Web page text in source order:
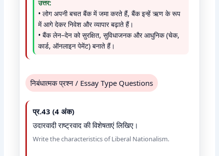
उत्तर:
• लोग अपनी बचत बैंक में जमा करते हैं, बैंक इन्हें ऋण के रूप
में आगे देकर निवेश और व्यापार बढ़ाते हैं।
• बैंक लेन–देन को सुरक्षित, सुविधाजनक और आधुनिक (चेक,
कार्ड, ऑनलाइन पेमेंट) बनाते हैं।
निबंधात्मक प्रश्न / Essay Type Questions
प्र.43 (4 अंक)
उदारवादी राष्ट्रवाद की विशेषताएं लिखिए।
Write the characteristics of Liberal Nationalism.